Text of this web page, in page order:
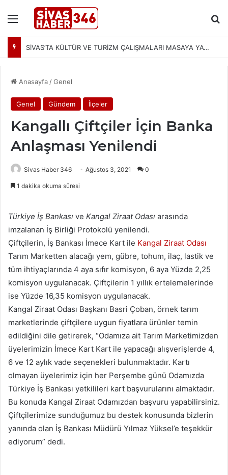
Menü
SİVAS’TA KÜLTÜR VE TURİZM ÇALIŞMALARI MASAYA YATIRILDI: YENİ PROJELER YOLDA
Anasayfa /Genel
Genel Gündem İlçeler
Kangallı Çiftçiler İçin Banka
Anlaşması Yenilendi
Sivas Haber 346 Ağustos 3, 2021 0
1 dakika okuma süresi
Türkiye İş Bankası ve Kangal Ziraat Odası arasında
imzalanan İş Birliği Protokolü yenilendi.
Çiftçilerin, İş Bankası İmece Kart ile Kangal Ziraat Odası
Tarım Marketten alacağı yem, gübre, tohum, ilaç, lastik ve
tüm ihtiyaçlarında 4 aya sıfır komisyon, 6 aya Yüzde 2,25
komisyon uygulanacak. Çiftçilerin 1 yıllık ertelemelerinde
ise Yüzde 16,35 komisyon uygulanacak.
Kangal Ziraat Odası Başkanı Basri Çoban, örnek tarım
marketlerinde çiftçilere uygun fiyatlara ürünler temin
edildiğini dile getirerek, “Odamıza ait Tarım Marketimizden
üyelerimizin İmece Kart Kart ile yapacağı alışverişlerde 4,
6 ve 12 aylık vade seçenekleri bulunmaktadır. Kartı
olmayan üyelerimiz için her Perşembe günü Odamızda
Türkiye İş Bankası yetkilileri kart başvurularını almaktadır.
Bu konuda Kangal Ziraat Odamızdan başvuru yapabilirsiniz.
Çiftçilerimize sunduğumuz bu destek konusunda bizlerin
yanında olan İş Bankası Müdürü Yılmaz Yüksel’e teşekkür
ediyorum” dedi.